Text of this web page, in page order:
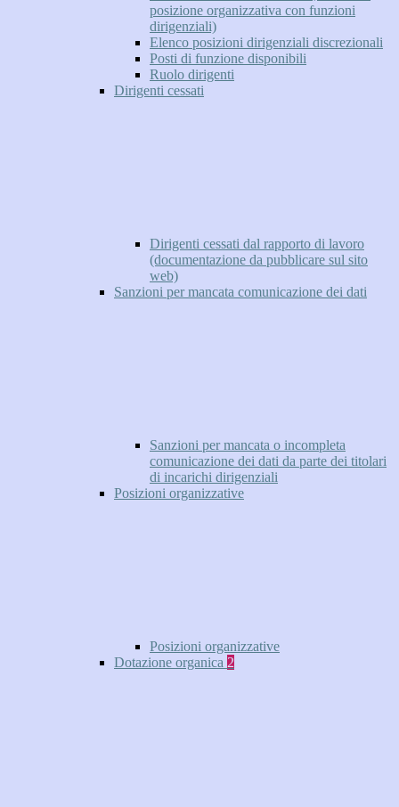
posizione organizzativa con funzioni
dirigenziali)
Elenco posizioni dirigenziali discrezionali
Posti di funzione disponibili
Ruolo dirigenti
Dirigenti cessati
Dirigenti cessati dal rapporto di lavoro
(documentazione da pubblicare sul sito
web)
Sanzioni per mancata comunicazione dei dati
Sanzioni per mancata o incompleta
comunicazione dei dati da parte dei titolari
di incarichi dirigenziali
Posizioni organizzative
Posizioni organizzative
Dotazione organica 2